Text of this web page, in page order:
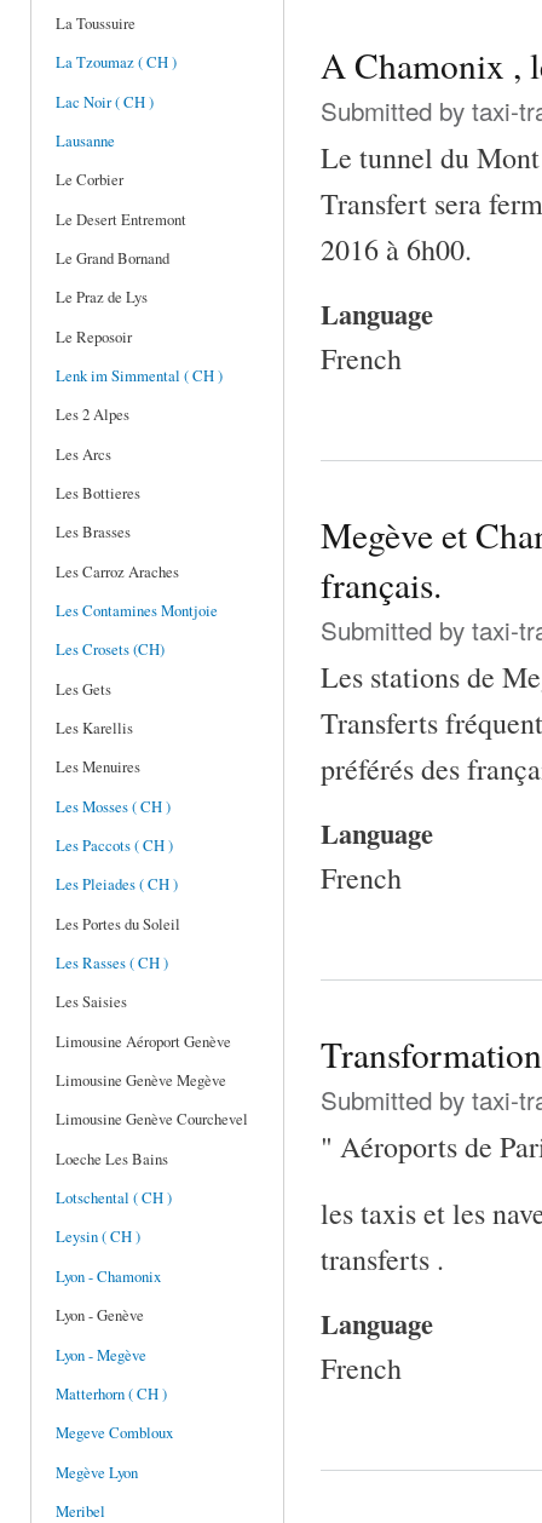
La Toussuire
La Tzoumaz ( CH )
Lac Noir ( CH )
Lausanne
Le Corbier
Le Desert Entremont
Le Grand Bornand
Le Praz de Lys
Le Reposoir
Lenk im Simmental ( CH )
Les 2 Alpes
Les Arcs
Les Bottieres
Les Brasses
Les Carroz Araches
Les Contamines Montjoie
Les Crosets (CH)
Les Gets
Les Karellis
Les Menuires
Les Mosses ( CH )
Les Paccots ( CH )
Les Pleiades ( CH )
Les Portes du Soleil
Les Rasses ( CH )
Les Saisies
Limousine Aéroport Genève
Limousine Genève Megève
Limousine Genève Courchevel
Loeche Les Bains
Lotschental ( CH )
Leysin ( CH )
Lyon - Chamonix
Lyon - Genève
Lyon - Megève
Matterhorn ( CH )
Megeve Combloux
Megève Lyon
Meribel
A Chamonix ,
Submitted by taxi-
Le tunnel du
Transfert sera
2016 à 6h00.
Language
French
Megève et
français.
Submitted by taxi-
Les stations de
Transferts
préférés des
Language
French
Submitted by taxi-
" Aéroports de
les taxis et les
transferts .
Language
French